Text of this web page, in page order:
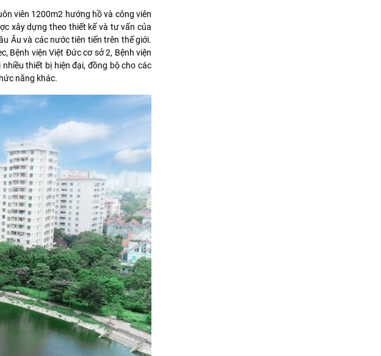
viên 1200m2 hướng hồ và công viên
xây dựng theo thiết kế và tư vấn của
Âu và các nước tiên tiến trên thế giới.
Bệnh viện Việt Đức cơ sở 2, Bệnh viện
thiết bị hiện đại, đồng bộ cho các
năng khác.